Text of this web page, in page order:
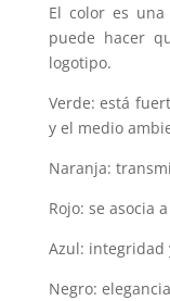
El color es
puede hacer
logotipo.
Verde: está
y el medio
Naranja:
Rojo: se asocia
Azul: integridad
Negro: